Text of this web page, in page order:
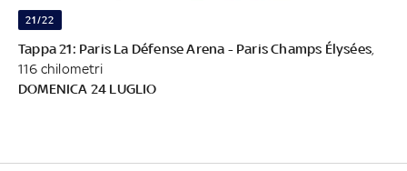
21/22
Tappa 21: Paris La Défense Arena - Paris Champs Élysées
116 chilometri
DOMENICA 24 LUGLIO